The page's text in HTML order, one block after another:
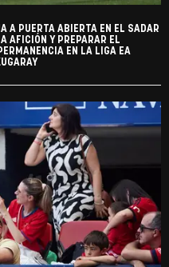
A PUERTA ABIERTA EN EL SADAR
AFICIÓN Y PREPARAR EL
EN LA LIGA EA